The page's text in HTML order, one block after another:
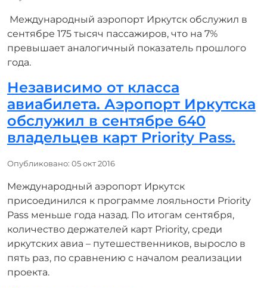
Международный аэропорт Иркутск обслужил в
сентябре 175 тысяч пассажиров, что на 7%
превышает аналогичный показатель прошлого
года.
Независимо от класса
авиабилета. Аэропорт Иркутска
обслужил в сентябре 640
владельцев карт Priority Pass.
Информация о материале
Опубликовано: 05 окт 2016
Международный аэропорт Иркутск
присоединился к программе лояльности Priority
Pass меньше года назад. По итогам сентября,
количество держателей карт Priority, среди
иркутских авиа – путешественников, выросло в
пять раз, по сравнению с началом реализации
проекта.